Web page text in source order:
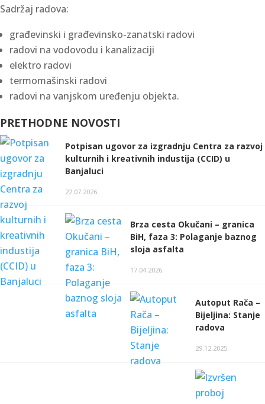
Sadržaj radova:
građevinski i građevinsko-zanatski radovi
radovi na vodovodu i kanalizaciji
elektro radovi
termomašinski radovi
radovi na vanjskom uređenju objekta.
PRETHODNE NOVOSTI
Potpisan ugovor za izgradnju Centra za razvoj
kulturnih i kreativnih industija (CCID) u
Banjaluci
22.07.2026.
Brza cesta Okučani – granica
BiH, faza 3: Polaganje baznog
sloja asfalta
17.04.2026.
Autoput Rača –
Bijeljina: Stanje
radova
29.12.2025.